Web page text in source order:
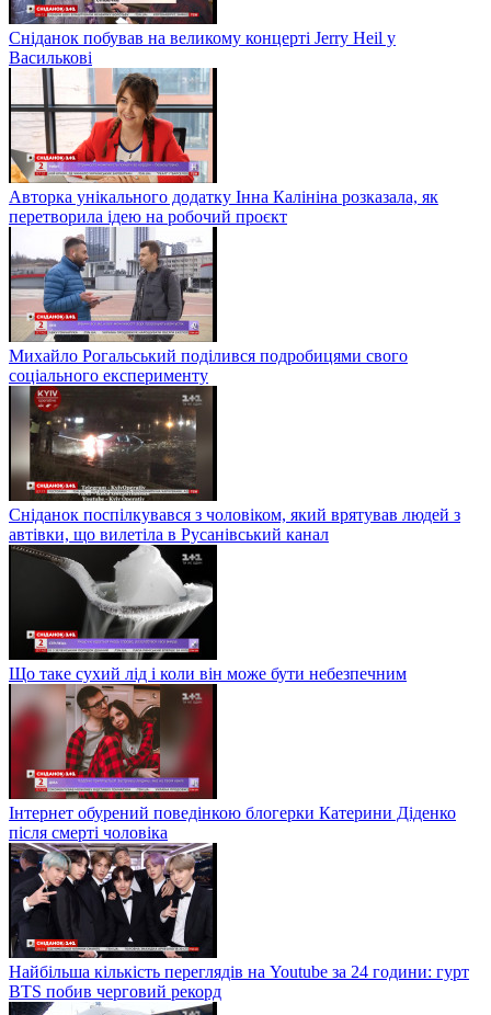
Сніданок побував на великому концерті Jerry Heil у
Василькові
Авторка унікального додатку Інна Калініна розказала, як
перетворила ідею на робочий проєкт
Михайло Рогальський поділився подробицями свого
соціального експерименту
Сніданок поспілкувався з чоловіком, який врятував людей з
автівки, що вилетіла в Русанівський канал
Що таке сухий лід і коли він може бути небезпечним
Інтернет обурений поведінкою блогерки Катерини Діденко
після смерті чоловіка
Найбільша кількість переглядів на Youtube за 24 години: гурт
BTS побив черговий рекорд